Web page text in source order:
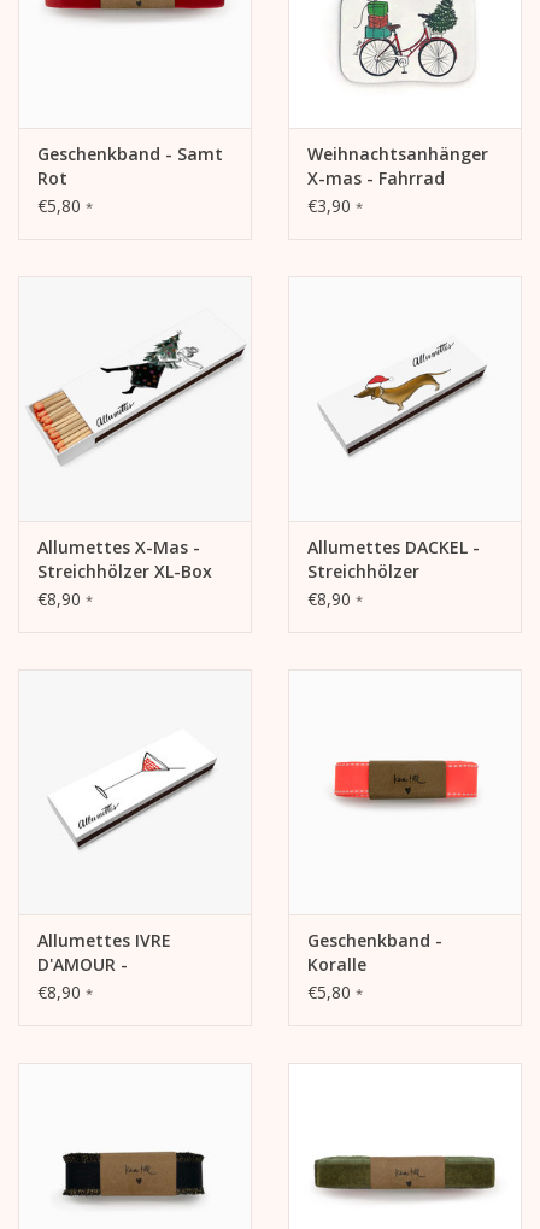
Geschenkband - Samt
Rot
€5,80 *
Weihnachtsanhänger
X-mas - Fahrrad
€3,90 *
Allumettes X-Mas -
Streichhölzer XL-Box
€8,90 *
Allumettes DACKEL -
Streichhölzer
Weihnachten
€8,90 *
Allumettes IVRE
D'AMOUR -
Streichhölzer XL-Box
€8,90 *
Geschenkband -
Koralle
€5,80 *